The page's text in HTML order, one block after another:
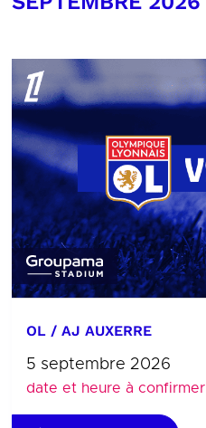
OL / AJ AUXERRE
5 septembre 2026
date et heure à confirmer